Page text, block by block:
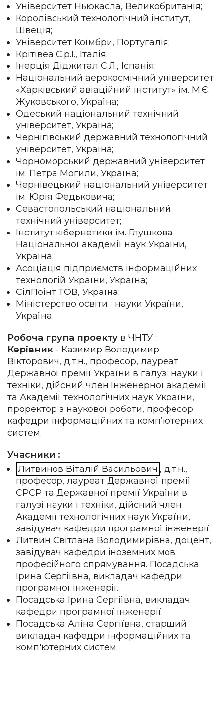
Університет Ньюкасла, Великобританія;
Королівський технологічний інститут,
Швеція;
Університет Коїмбри, Португалія;
Крітівеа С.р.І., Італія;
Інерція Діджитал С.Л., Іспанія;
Національний аерокосмічний університет
«Харківський авіаційний інститут» ім. М.Є.
Жуковського, Україна;
Одеський національний технічний
університет, Україна;
Чернігівський державний технологічний
університет, Україна;
Чорноморський державний університет
ім. Петра Могили, Україна;
Чернівецький національний університет
ім. Юрія Федьковича;
Севастопольський національний
технічний університет;
Інститут кібернетики ім. Глушкова
Національної академії наук України,
Україна;
Асоціація підприємств інформаційних
технологій України, Україна;
СілПоінт ТОВ, Україна;
Міністерство освіти і науки України,
Україна.
Робоча група проекту в ЧНТУ :
Керівник - Казимир Володимир
Вікторович, д.т.н., професор, лауреат
Державної премії України в галузі науки і
техніки, дійсний член Інженерної академії
та Академії технологічних наук України,
проректор з наукової роботи, професор
кафедри інформаційних та комп’ютерних
систем.
Учасники :
Литвинов Віталій Васильович , д.т.н.,
професор, лауреат Державної премії
СРСР та Державної премії України в
галузі науки і техніки, дійсний член
Академії технологічних наук України,
завідувач кафедри програмної інженерії.
Литвин Світлана Володимирівна, доцент,
завідувач кафедри іноземних мов
професійного спрямування. Посадська
Ірина Сергіївна, викладач кафедри
програмної інженерії.
Посадська Ірина Сергіївна, викладач
кафедри програмної інженерії.
Посадська Аліна Сергіївна, старший
викладач кафедри інформаційних та
комп'ютерних систем.